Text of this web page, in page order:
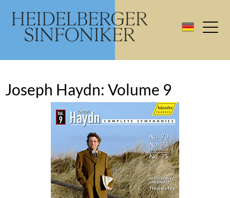
Joseph Haydn: Volume 9